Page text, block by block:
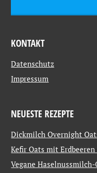
KONTAKT
Datenschutz
Impressum
NEUESTE REZEPTE
Dickmilch Overnight
Kefir Oats mit
Vegane